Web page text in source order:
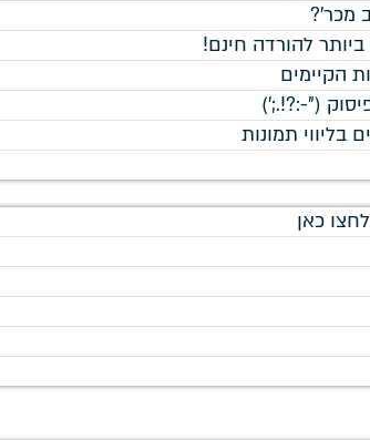
מכר'?
להורדה חינם!
הקיימים
("-:?!.;')
בליווי תמונות
כאן